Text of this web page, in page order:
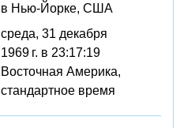
в Нью-Йорке, США
среда, 31 декабря
1969 г. в 23:17:19
Восточная Америка,
стандартное время